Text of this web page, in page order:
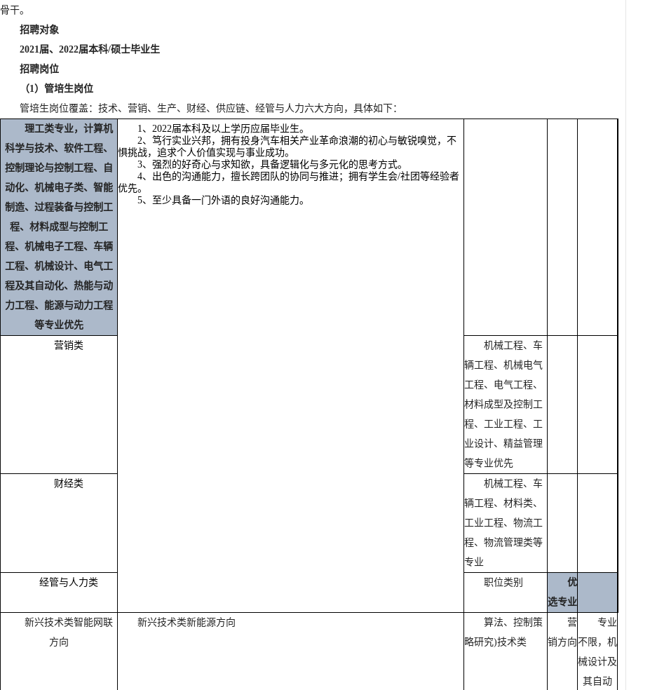
骨干。
招聘对象
2021届、 2022届本科/硕士毕业生
招聘岗位
（1）管培生岗位
管培生岗位覆盖：技术、营销、生产、财经、供应链、经管与人力六大方向，具体如下：
理工类专业，计算机
科学与技术、软件工程、
控制理论与控制工程、自
动化、机械电子类、智能
制造、过程装备与控制工
程、材料成型与控制工
程、机械电子工程、车辆
工程、机械设计、电气工
程及其自动化、热能与动
力工程、能源与动力工程
等专业优先
1、 2022届本科及以上学历应届毕业生。
2、笃行实业兴邦，拥有投身汽车相关产业革命浪潮的初心与敏锐嗅觉，不
惧挑战，追求个人价值实现与事业成功。
3、强烈的好奇心与求知欲，具备逻辑化与多元化的思考方式。
4、出色的沟通能力，擅长跨团队的协同与推进；拥有学生会/社团等经验者
优先。
5、至少具备一门外语的良好沟通能力。
营销类
机械工程、车
辆工程、机械电气
工程、电气工程、
材料成型及控制工
程、工业工程、工
业设计、精益管理
等专业优先
财经类
机械工程、车
辆工程、材料类、
工业工程、物流工
程、物流管理类等
专业
经管与人力类
职位类别
优
选专业
新兴技术类智能网联
方向
新兴技术类新能源方向
算法、控制策
略研究)技术类
营
销方向
专业
不限，机
械设计及
其自动